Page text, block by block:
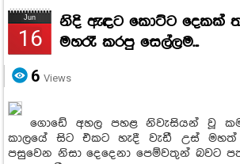
Jun
16
නිදි ඇඳට කොට්ට දෙකක්
මහරෑ කරපු සෙල්ලම...
6 Views
ගොඩේ අහල පහළ නිවැසියන් වූ
කාලයේ සිට එකට හැදී වැඩී උස්
පසුවෙන නිසා දෙදෙනා පෙම්වතුන් බවට